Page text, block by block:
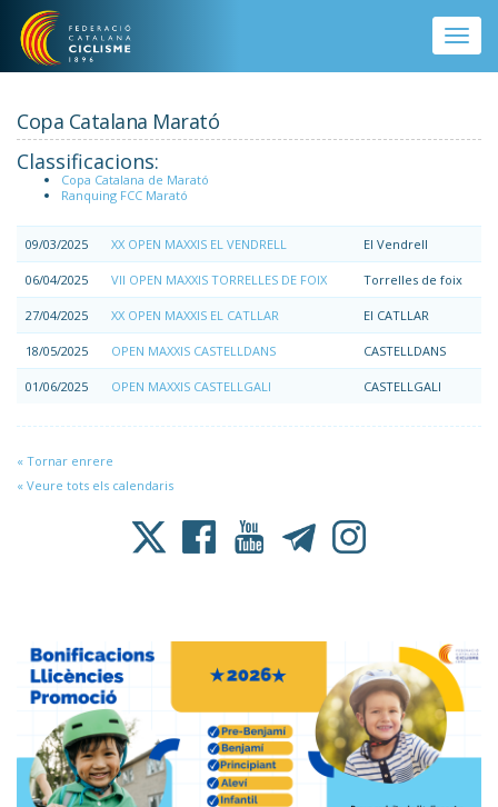
Vés al contingut
Toggle
Copa Catalana Marató
Classificacions:
Copa Catalana de Marató
Ranquing FCC Marató
09/03/2025 XX OPEN MAXXIS EL VENDRELL El Vendrell
06/04/2025 VII OPEN MAXXIS TORRELLES DE FOIX Torrelles de foix
27/04/2025 XX OPEN MAXXIS EL CATLLAR El CATLLAR
18/05/2025 OPEN MAXXIS CASTELLDANS CASTELLDANS
01/06/2025 OPEN MAXXIS CASTELLGALI CASTELLGALI
« Tornar enrere
« Veure tots els calendaris